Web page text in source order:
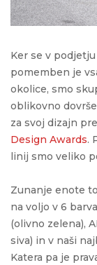
Ker se v
pomemben je
okolice, smo
oblikovno
za svoj dizajn
Design Awards.
linij smo veliko
Zunanje enote
na voljo v 6
(olivno zelena),
siva) in v naši
Katera pa je